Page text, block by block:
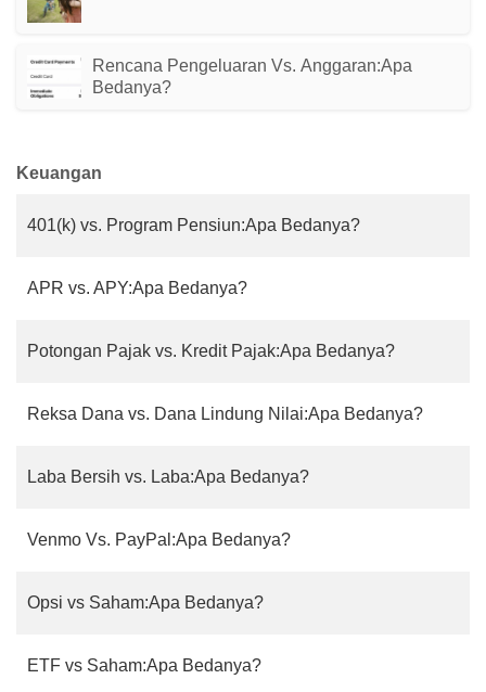
Rencana Pengeluaran Vs. Anggaran:Apa
Bedanya?
Keuangan
401(k) vs. Program Pensiun:Apa Bedanya?
APR vs. APY:Apa Bedanya?
Potongan Pajak vs. Kredit Pajak:Apa Bedanya?
Reksa Dana vs. Dana Lindung Nilai:Apa Bedanya?
Laba Bersih vs. Laba:Apa Bedanya?
Venmo Vs. PayPal:Apa Bedanya?
Opsi vs Saham:Apa Bedanya?
ETF vs Saham:Apa Bedanya?